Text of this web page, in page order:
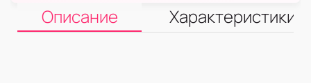
Описание Характеристики